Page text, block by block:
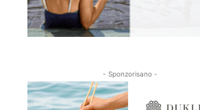
- Sponzorisano -